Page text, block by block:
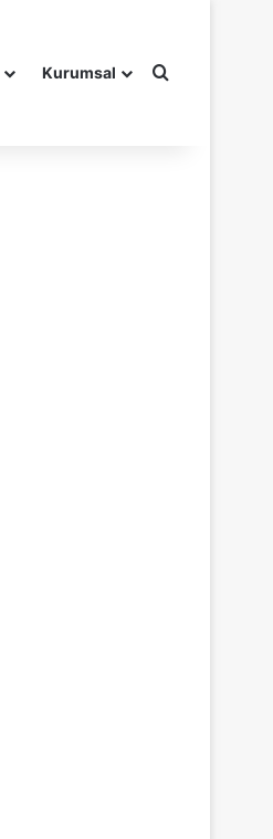
Kurumsal Arama yap